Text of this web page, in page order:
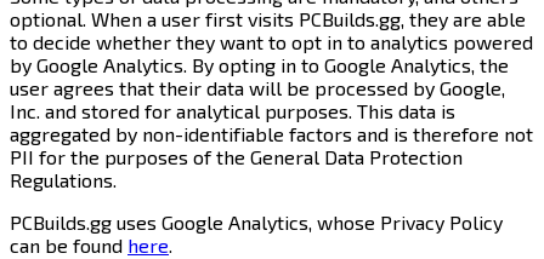
optional. When a user first visits PCBuilds.gg, they are able
to decide whether they want to opt in to analytics powered
by Google Analytics. By opting in to Google Analytics, the
user agrees that their data will be processed by Google,
Inc. and stored for analytical purposes. This data is
aggregated by non-identifiable factors and is therefore not
PII for the purposes of the General Data Protection
Regulations.​​​​‌ ‍ ​‍​‍‌‍ ‌ ​‍‌‍‍‌‌‍‌ ‌‍‍‌‌‍ ‍​‍​‍​ ‍‍​‍​‍‌ ​ ‌‍​‌‌‍ ‍‌‍‍‌‌ ‌​‌ ‍‌​‍ ‍‌‍‍‌‌‍ ​‍​‍​‍ ​​‍​‍‌‍‍​‌ ​‍‌‍‌‌‌‍‌‍​‍​‍​ ‍‍​‍​‍​‍ ‌‍​‌‌‍‌​‌‍ ‌‌‍‍‌‌‍ ‍​‍ ‌‍‍‌‌‍ ‍‌ ‌​‌‍‌‌‌‍ ‍‌ ‌​​‍ ‌‍‌‌‌‍‌​‌‍‍‌‌ ‌​​‍ ‌‍ ‌‌‍ ‌‍‌​‌‍‌‌​ ‌‌ ​​‌ ​‍‌‍‌‌‌ ​ ‌‍‌‌‌‍ ‍‌ ‌​‌‍​‌‌ ‌​‌‍‍‌‌‍ ‌‍ ‍​ ‍ ‌‍‍‌‌‍‌​​ ‌‌‍​ ‌‍​ ‌‍‌‌​ ‍‌​ ​‍​ ​‍​ ​ ‌‍​ ​‍ ‌​ ‌​‌‍​‍​ ​‍​ ‌‌​‍ ‌​ ‌​‌‍​ ‌‍‌‍​ ‌‍​‍ ‌​ ‍‌​ ​ ​ ​‌‌‍‌‌​‍ ‌​ ‍​​ ​‌​ ​‌‌‍‌‌​ ​​​ ‍​‌‍‌‍​ ​ ‌‍‌‌‌‍​‍​ ‍‌​ ​ ​ ‍ ‌ ‌​‌ ‍‌‌ ​​‌‍‌‌​ ‌‌ ​​‌‍​‌‌‍‌ ‌‍‌‌​ ‍ ‌ ​​‌‍​‌‌ ‌​‌‍‍​​ ‌‌‍​ ‌‍ ‌‍ ‍‌ ‌​‌‍‌‌‌‍ ‍‌ ‌​​‍‌‌​ ‌‌‌​​‍‌‌ ‌‍‍ ‌‍‌‌‌ ‍‌​‍‌‌​ ​ ‌​‌​​‍‌‌​ ​ ‌​‌​​‍‌‌​ ​‍​ ​‍‌‍‌‍​ ‌​‌‍​‌‌‍​‍​ ​​​ ​‌​ ‌‌​ ​​‌‍​‍​ ​‌​ ‌‌​ ‍​​‍‌‌​ ​‍​ ​‍​‍‌‌​ ‌‌‌​‌​​‍ ‍‌‍​ ‌‍‍​‌‍‍‌‌‍ ​‌‍‌​‌ ​‍‌‍‌‌‌‍ ‍​‍‌‌​ ‌‌‌​​‍‌‌ ‌‍‍ ‌‍‌‌‌ ‍‌​‍‌‌​ ​ ‌​‌​​‍‌‌​ ​ ‌​‌​​‍‌‌​ ​‍​ ​‍​ ‌‌‌‍​ ‌‍​‌​ ‌‍​ ‌ ‌‍​ ​ ‌​​ ​‌‌‍‌​‌‍‌​‌‍​‌‌‍‌‍​‍‌‌​ ​‍​ ​‍​‍‌‌​ ‌‌‌​‌​​‍ ‍‌ ‌​‌‍‌‌‌ ‍​‌ ‌​​ ‌‍​‍‌‍​‌‌ ​ ‌‍‌‌‌‌‌‌‌ ​‍‌‍ ​​ ‌​‍‌‌​ ​‍‌​‌‍‌‍​‌‌‍‌​‌‍ ‌‌‍‍‌‌‍ ‍​‍‌‍‌‍‍‌‌‍‌​​ ‌‌‍​ ‌‍​ ‌‍‌‌​ ‍‌​ ​‍​ ​‍​ ​ ‌‍​ ​‍ ‌​ ‌​‌‍​‍​ ​‍​ ‌‌​‍ ‌​ ‌​‌‍​ ‌‍‌‍​ ‌‍​‍ ‌​ ‍‌​ ​ ​ ​‌‌‍‌‌​‍ ‌​ ‍​​ ​‌​ ​‌‌‍‌‌​ ​​​ ‍​‌‍‌‍​ ​ ‌‍‌‌‌‍​‍​ ‍‌​ ​ ​‍‌‍‌ ‌​‌ ‍‌‌ ​​‌‍‌‌​ ‌‌ ​​‌‍​‌‌‍‌ ‌‍‌‌​‍‌‍‌ ​​‌‍​‌‌ ‌​‌‍‍​​ ‌‌‍​ ‌‍ ‌‍ ‍‌ ‌​‌‍‌‌‌‍ ‍‌ ‌​​‍‌‌​ ‌‌‌​​‍‌‌ ‌‍‍ ‌‍‌‌‌ ‍‌​‍‌‌​ ​ ‌​‌​​‍‌‌​ ​ ‌​‌​​‍‌‌​ ​‍​ ​‍‌‍‌‍​ ‌​‌‍​‌‌‍​‍​ ​​​ ​‌​ ‌‌​ ​​‌‍​‍​ ​‌​ ‌‌​ ‍​​‍‌‌​ ​‍​ ​‍​‍‌‌​ ‌‌‌​‌​​‍ ‍‌‍​ ‌‍‍​‌‍‍‌‌‍ ​‌‍‌​‌ ​‍‌‍‌‌‌‍ ‍​‍‌‌​ ‌‌‌​​‍‌‌ ‌‍‍ ‌‍‌‌‌ ‍‌​‍‌‌​ ​ ‌​‌​​‍‌‌​ ​ ‌​‌​​‍‌‌​ ​‍​ ​‍​ ‌‌‌‍​ ‌‍​‌​ ‌‍​ ‌ ‌‍​ ​ ‌​​ ​‌‌‍‌​‌‍‌​‌‍​‌‌‍‌‍​‍‌‌​ ​‍​ ​‍​‍‌‌​ ‌‌‌​‌​​‍ ‍‌ ‌​‌‍‌‌‌ ‍​‌ ‌​​‍‌‍‌ ​​‌‍‌‌‌ ​‍‌ ​ ‌ ​​‌‍‌‌‌‍​ ‌ ‌​‌‍‍‌‌ ‌‍‌‍‌‌​ ‌‌ ​​‌ ‌‌‌‍​‍‌‍ ​‌‍‍‌‌ ​ ‌‍‍​‌‍‌‌‌‍‌​​‍​‍‌ ‌
PCBuilds.gg uses Google Analytics, whose Privacy Policy
can be found ​​​​‌ ‍ ​‍​‍‌‍ ‌ ​‍‌‍‍‌‌‍‌ ‌‍‍‌‌‍ ‍​‍​‍​ ‍‍​‍​‍‌ ​ ‌‍​‌‌‍ ‍‌‍‍‌‌ ‌​‌ ‍‌​‍ ‍‌‍‍‌‌‍ ​‍​‍​‍ ​​‍​‍‌‍‍​‌ ​‍‌‍‌‌‌‍‌‍​‍​‍​ ‍‍​‍​‍​‍ ‌‍​‌‌‍‌​‌‍ ‌‌‍‍‌‌‍ ‍​‍ ‌‍‍‌‌‍ ‍‌ ‌​‌‍‌‌‌‍ ‍‌ ‌​​‍ ‌‍‌‌‌‍‌​‌‍‍‌‌ ‌​​‍ ‌‍ ‌‌‍ ‌‍‌​‌‍‌‌​ ‌‌ ​​‌ ​‍‌‍‌‌‌ ​ ‌‍‌‌‌‍ ‍‌ ‌​‌‍​‌‌ ‌​‌‍‍‌‌‍ ‌‍ ‍​ ‍ ‌‍‍‌‌‍‌​​ ‌‌‍​ ‌‍​ ‌‍‌‌​ ‍‌​ ​‍​ ​‍​ ​ ‌‍​ ​‍ ‌​ ‌​‌‍​‍​ ​‍​ ‌‌​‍ ‌​ ‌​‌‍​ ‌‍‌‍​ ‌‍​‍ ‌​ ‍‌​ ​ ​ ​‌‌‍‌‌​‍ ‌​ ‍​​ ​‌​ ​‌‌‍‌‌​ ​​​ ‍​‌‍‌‍​ ​ ‌‍‌‌‌‍​‍​ ‍‌​ ​ ​ ‍ ‌ ‌​‌ ‍‌‌ ​​‌‍‌‌​ ‌‌ ​​‌‍​‌‌‍‌ ‌‍‌‌​ ‍ ‌ ​​‌‍​‌‌ ‌​‌‍‍​​ ‌‌‍​ ‌‍ ‌‍ ‍‌ ‌​‌‍‌‌‌‍ ‍‌ ‌​​‍‌‌​ ‌‌‌​​‍‌‌ ‌‍‍ ‌‍‌‌‌ ‍‌​‍‌‌​ ​ ‌​‌​​‍‌‌​ ​ ‌​‌​​‍‌‌​ ​‍​ ​‍​ ​‌​ ‌​​ ​​​ ‍‌‌‍​‌​ ‌‍​ ​‌​ ​‍‌‍​ ​ ‌‍​ ‌‍​ ‍‌​‍‌‌​ ​‍​ ​‍​‍‌‌​ ‌‌‌​‌​​‍ ‍‌‍​ ‌‍‍​‌‍‍‌‌‍ ​‌‍‌​‌ ​‍‌‍‌‌‌‍ ‍​‍‌‌​ ‌‌‌​​‍‌‌ ‌‍‍ ‌‍‌‌‌ ‍‌​‍‌‌​ ​ ‌​‌​​‍‌‌​ ​ ‌​‌​​‍‌‌​ ​‍​ ​‍‌‍‌‍​ ​​‌‍​ ‌‍​‍‌‍​ ​ ‍‌‌‍‌​​ ‍‌‌‍​ ​ ‌‌​ ‌​‌‍‌​​‍‌‌​ ​‍​ ​‍​‍‌‌​ ‌‌‌​‌​​‍ ‍‌ ‌​‌‍‌‌‌ ‍​‌ ‌​​ ‌‍​‍‌‍​‌‌ ​ ‌‍‌‌‌‌‌‌‌ ​‍‌‍ ​​ ‌​‍‌‌​ ​‍‌​‌‍‌‍​‌‌‍‌​‌‍ ‌‌‍‍‌‌‍ ‍​‍‌‍‌‍‍‌‌‍‌​​ ‌‌‍​ ‌‍​ ‌‍‌‌​ ‍‌​ ​‍​ ​‍​ ​ ‌‍​ ​‍ ‌​ ‌​‌‍​‍​ ​‍​ ‌‌​‍ ‌​ ‌​‌‍​ ‌‍‌‍​ ‌‍​‍ ‌​ ‍‌​ ​ ​ ​‌‌‍‌‌​‍ ‌​ ‍​​ ​‌​ ​‌‌‍‌‌​ ​​​ ‍​‌‍‌‍​ ​ ‌‍‌‌‌‍​‍​ ‍‌​ ​ ​‍‌‍‌ ‌​‌ ‍‌‌ ​​‌‍‌‌​ ‌‌ ​​‌‍​‌‌‍‌ ‌‍‌‌​‍‌‍‌ ​​‌‍​‌‌ ‌​‌‍‍​​ ‌‌‍​ ‌‍ ‌‍ ‍‌ ‌​‌‍‌‌‌‍ ‍‌ ‌​​‍‌‌​ ‌‌‌​​‍‌‌ ‌‍‍ ‌‍‌‌‌ ‍‌​‍‌‌​ ​ ‌​‌​​‍‌‌​ ​ ‌​‌​​‍‌‌​ ​‍​ ​‍​ ​‌​ ‌​​ ​​​ ‍‌‌‍​‌​ ‌‍​ ​‌​ ​‍‌‍​ ​ ‌‍​ ‌‍​ ‍‌​‍‌‌​ ​‍​ ​‍​‍‌‌​ ‌‌‌​‌​​‍ ‍‌‍​ ‌‍‍​‌‍‍‌‌‍ ​‌‍‌​‌ ​‍‌‍‌‌‌‍ ‍​‍‌‌​ ‌‌‌​​‍‌‌ ‌‍‍ ‌‍‌‌‌ ‍‌​‍‌‌​ ​ ‌​‌​​‍‌‌​ ​ ‌​‌​​‍‌‌​ ​‍​ ​‍‌‍‌‍​ ​​‌‍​ ‌‍​‍‌‍​ ​ ‍‌‌‍‌​​ ‍‌‌‍​ ​ ‌‌​ ‌​‌‍‌​​‍‌‌​ ​‍​ ​‍​‍‌‌​ ‌‌‌​‌​​‍ ‍‌ ‌​‌‍‌‌‌ ‍​‌ ‌​​‍‌‍‌ ​​‌‍‌‌‌ ​‍‌ ​ ‌ ​​‌‍‌‌‌‍​ ‌ ‌​‌‍‍‌‌ ‌‍‌‍‌‌​ ‌‌ ​​‌ ‌‌‌‍​‍‌‍ ​‌‍‍‌‌ ​ ‌‍‍​‌‍‌‌‌‍‌​​‍​‍‌ ‌ here​​​​‌ ‍ ​‍​‍‌‍ ‌ ​‍‌‍‍‌‌‍‌ ‌‍‍‌‌‍ ‍​‍​‍​ ‍‍​‍​‍‌ ​ ‌‍​‌‌‍ ‍‌‍‍‌‌ ‌​‌ ‍‌​‍ ‍‌‍‍‌‌‍ ​‍​‍​‍ ​​‍​‍‌‍‍​‌ ​‍‌‍‌‌‌‍‌‍​‍​‍​ ‍‍​‍​‍​‍ ‌‍​‌‌‍‌​‌‍ ‌‌‍‍‌‌‍ ‍​‍ ‌‍‍‌‌‍ ‍‌ ‌​‌‍‌‌‌‍ ‍‌ ‌​​‍ ‌‍‌‌‌‍‌​‌‍‍‌‌ ‌​​‍ ‌‍ ‌‌‍ ‌‍‌​‌‍‌‌​ ‌‌ ​​‌ ​‍‌‍‌‌‌ ​ ‌‍‌‌‌‍ ‍‌ ‌​‌‍​‌‌ ‌​‌‍‍‌‌‍ ‌‍ ‍​ ‍ ‌‍‍‌‌‍‌​​ ‌‌‍​ ‌‍​ ‌‍‌‌​ ‍‌​ ​‍​ ​‍​ ​ ‌‍​ ​‍ ‌​ ‌​‌‍​‍​ ​‍​ ‌‌​‍ ‌​ ‌​‌‍​ ‌‍‌‍​ ‌‍​‍ ‌​ ‍‌​ ​ ​ ​‌‌‍‌‌​‍ ‌​ ‍​​ ​‌​ ​‌‌‍‌‌​ ​​​ ‍​‌‍‌‍​ ​ ‌‍‌‌‌‍​‍​ ‍‌​ ​ ​ ‍ ‌ ‌​‌ ‍‌‌ ​​‌‍‌‌​ ‌‌ ​​‌‍​‌‌‍‌ ‌‍‌‌​ ‍ ‌ ​​‌‍​‌‌ ‌​‌‍‍​​ ‌‌‍​ ‌‍ ‌‍ ‍‌ ‌​‌‍‌‌‌‍ ‍‌ ‌​​‍‌‌​ ‌‌‌​​‍‌‌ ‌‍‍ ‌‍‌‌‌ ‍‌​‍‌‌​ ​ ‌​‌​​‍‌‌​ ​ ‌​‌​​‍‌‌​ ​‍​ ​‍​ ​‌​ ‌​​ ​​​ ‍‌‌‍​‌​ ‌‍​ ​‌​ ​‍‌‍​ ​ ‌‍​ ‌‍​ ‍‌​‍‌‌​ ​‍​ ​‍​‍‌‌​ ‌‌‌​‌​​‍ ‍‌‍​ ‌‍‍​‌‍‍‌‌‍ ​‌‍‌​‌ ​‍‌‍‌‌‌‍ ‍​‍‌‌​ ‌‌‌​​‍‌‌ ‌‍‍ ‌‍‌‌‌ ‍‌​‍‌‌​ ​ ‌​‌​​‍‌‌​ ​ ‌​‌​​‍‌‌​ ​‍​ ​‍​ ​​‌‍​‌‌‍​ ​ ‌‌​ ‌‍​ ​ ​ ‌​‌‍‌‍‌‍​‍‌‍‌‍​ ​ ‌‍‌​​‍‌‌​ ​‍​ ​‍​‍‌‌​ ‌‌‌​‌​​‍ ‍‌ ‌​‌‍‌‌‌ ‍​‌ ‌​​ ‌‍​‍‌‍​‌‌ ​ ‌‍‌‌‌‌‌‌‌ ​‍‌‍ ​​ ‌​‍‌‌​ ​‍‌​‌‍‌‍​‌‌‍‌​‌‍ ‌‌‍‍‌‌‍ ‍​‍‌‍‌‍‍‌‌‍‌​​ ‌‌‍​ ‌‍​ ‌‍‌‌​ ‍‌​ ​‍​ ​‍​ ​ ‌‍​ ​‍ ‌​ ‌​‌‍​‍​ ​‍​ ‌‌​‍ ‌​ ‌​‌‍​ ‌‍‌‍​ ‌‍​‍ ‌​ ‍‌​ ​ ​ ​‌‌‍‌‌​‍ ‌​ ‍​​ ​‌​ ​‌‌‍‌‌​ ​​​ ‍​‌‍‌‍​ ​ ‌‍‌‌‌‍​‍​ ‍‌​ ​ ​‍‌‍‌ ‌​‌ ‍‌‌ ​​‌‍‌‌​ ‌‌ ​​‌‍​‌‌‍‌ ‌‍‌‌​‍‌‍‌ ​​‌‍​‌‌ ‌​‌‍‍​​ ‌‌‍​ ‌‍ ‌‍ ‍‌ ‌​‌‍‌‌‌‍ ‍‌ ‌​​‍‌‌​ ‌‌‌​​‍‌‌ ‌‍‍ ‌‍‌‌‌ ‍‌​‍‌‌​ ​ ‌​‌​​‍‌‌​ ​ ‌​‌​​‍‌‌​ ​‍​ ​‍​ ​‌​ ‌​​ ​​​ ‍‌‌‍​‌​ ‌‍​ ​‌​ ​‍‌‍​ ​ ‌‍​ ‌‍​ ‍‌​‍‌‌​ ​‍​ ​‍​‍‌‌​ ‌‌‌​‌​​‍ ‍‌‍​ ‌‍‍​‌‍‍‌‌‍ ​‌‍‌​‌ ​‍‌‍‌‌‌‍ ‍​‍‌‌​ ‌‌‌​​‍‌‌ ‌‍‍ ‌‍‌‌‌ ‍‌​‍‌‌​ ​ ‌​‌​​‍‌‌​ ​ ‌​‌​​‍‌‌​ ​‍​ ​‍​ ​​‌‍​‌‌‍​ ​ ‌‌​ ‌‍​ ​ ​ ‌​‌‍‌‍‌‍​‍‌‍‌‍​ ​ ‌‍‌​​‍‌‌​ ​‍​ ​‍​‍‌‌​ ‌‌‌​‌​​‍ ‍‌ ‌​‌‍‌‌‌ ‍​‌ ‌​​‍‌‍‌ ​​‌‍‌‌‌ ​‍‌ ​ ‌ ​​‌‍‌‌‌‍​ ‌ ‌​‌‍‍‌‌ ‌‍‌‍‌‌​ ‌‌ ​​‌ ‌‌‌‍​‍‌‍ ​‌‍‍‌‌ ​ ‌‍‍​‌‍‌‌‌‍‌​​‍​‍‌ ‌. ​​​​‌ ‍ ​‍​‍‌‍ ‌ ​‍‌‍‍‌‌‍‌ ‌‍‍‌‌‍ ‍​‍​‍​ ‍‍​‍​‍‌ ​ ‌‍​‌‌‍ ‍‌‍‍‌‌ ‌​‌ ‍‌​‍ ‍‌‍‍‌‌‍ ​‍​‍​‍ ​​‍​‍‌‍‍​‌ ​‍‌‍‌‌‌‍‌‍​‍​‍​ ‍‍​‍​‍​‍ ‌‍​‌‌‍‌​‌‍ ‌‌‍‍‌‌‍ ‍​‍ ‌‍‍‌‌‍ ‍‌ ‌​‌‍‌‌‌‍ ‍‌ ‌​​‍ ‌‍‌‌‌‍‌​‌‍‍‌‌ ‌​​‍ ‌‍ ‌‌‍ ‌‍‌​‌‍‌‌​ ‌‌ ​​‌ ​‍‌‍‌‌‌ ​ ‌‍‌‌‌‍ ‍‌ ‌​‌‍​‌‌ ‌​‌‍‍‌‌‍ ‌‍ ‍​ ‍ ‌‍‍‌‌‍‌​​ ‌‌‍​ ‌‍​ ‌‍‌‌​ ‍‌​ ​‍​ ​‍​ ​ ‌‍​ ​‍ ‌​ ‌​‌‍​‍​ ​‍​ ‌‌​‍ ‌​ ‌​‌‍​ ‌‍‌‍​ ‌‍​‍ ‌​ ‍‌​ ​ ​ ​‌‌‍‌‌​‍ ‌​ ‍​​ ​‌​ ​‌‌‍‌‌​ ​​​ ‍​‌‍‌‍​ ​ ‌‍‌‌‌‍​‍​ ‍‌​ ​ ​ ‍ ‌ ‌​‌ ‍‌‌ ​​‌‍‌‌​ ‌‌ ​​‌‍​‌‌‍‌ ‌‍‌‌​ ‍ ‌ ​​‌‍​‌‌ ‌​‌‍‍​​ ‌‌‍​ ‌‍ ‌‍ ‍‌ ‌​‌‍‌‌‌‍ ‍‌ ‌​​‍‌‌​ ‌‌‌​​‍‌‌ ‌‍‍ ‌‍‌‌‌ ‍‌​‍‌‌​ ​ ‌​‌​​‍‌‌​ ​ ‌​‌​​‍‌‌​ ​‍​ ​‍​ ​‌​ ‌​​ ​​​ ‍‌‌‍​‌​ ‌‍​ ​‌​ ​‍‌‍​ ​ ‌‍​ ‌‍​ ‍‌​‍‌‌​ ​‍​ ​‍​‍‌‌​ ‌‌‌​‌​​‍ ‍‌‍​ ‌‍‍​‌‍‍‌‌‍ ​‌‍‌​‌ ​‍‌‍‌‌‌‍ ‍​‍‌‌​ ‌‌‌​​‍‌‌ ‌‍‍ ‌‍‌‌‌ ‍‌​‍‌‌​ ​ ‌​‌​​‍‌‌​ ​ ‌​‌​​‍‌‌​ ​‍​ ​‍​ ‌ ​ ‌‍‌‍​‌‌‍‌‌‌‍​‍​ ‌ ​ ‌‌​ ‌‍​ ​​​ ‍‌​ ‍‌​ ‌ ​‍‌‌​ ​‍​ ​‍​‍‌‌​ ‌‌‌​‌​​‍ ‍‌ ‌​‌‍‌‌‌ ‍​‌ ‌​​ ‌‍​‍‌‍​‌‌ ​ ‌‍‌‌‌‌‌‌‌ ​‍‌‍ ​​ ‌​‍‌‌​ ​‍‌​‌‍‌‍​‌‌‍‌​‌‍ ‌‌‍‍‌‌‍ ‍​‍‌‍‌‍‍‌‌‍‌​​ ‌‌‍​ ‌‍​ ‌‍‌‌​ ‍‌​ ​‍​ ​‍​ ​ ‌‍​ ​‍ ‌​ ‌​‌‍​‍​ ​‍​ ‌‌​‍ ‌​ ‌​‌‍​ ‌‍‌‍​ ‌‍​‍ ‌​ ‍‌​ ​ ​ ​‌‌‍‌‌​‍ ‌​ ‍​​ ​‌​ ​‌‌‍‌‌​ ​​​ ‍​‌‍‌‍​ ​ ‌‍‌‌‌‍​‍​ ‍‌​ ​ ​‍‌‍‌ ‌​‌ ‍‌‌ ​​‌‍‌‌​ ‌‌ ​​‌‍​‌‌‍‌ ‌‍‌‌​‍‌‍‌ ​​‌‍​‌‌ ‌​‌‍‍​​ ‌‌‍​ ‌‍ ‌‍ ‍‌ ‌​‌‍‌‌‌‍ ‍‌ ‌​​‍‌‌​ ‌‌‌​​‍‌‌ ‌‍‍ ‌‍‌‌‌ ‍‌​‍‌‌​ ​ ‌​‌​​‍‌‌​ ​ ‌​‌​​‍‌‌​ ​‍​ ​‍​ ​‌​ ‌​​ ​​​ ‍‌‌‍​‌​ ‌‍​ ​‌​ ​‍‌‍​ ​ ‌‍​ ‌‍​ ‍‌​‍‌‌​ ​‍​ ​‍​‍‌‌​ ‌‌‌​‌​​‍ ‍‌‍​ ‌‍‍​‌‍‍‌‌‍ ​‌‍‌​‌ ​‍‌‍‌‌‌‍ ‍​‍‌‌​ ‌‌‌​​‍‌‌ ‌‍‍ ‌‍‌‌‌ ‍‌​‍‌‌​ ​ ‌​‌​​‍‌‌​ ​ ‌​‌​​‍‌‌​ ​‍​ ​‍​ ‌ ​ ‌‍‌‍​‌‌‍‌‌‌‍​‍​ ‌ ​ ‌‌​ ‌‍​ ​​​ ‍‌​ ‍‌​ ‌ ​‍‌‌​ ​‍​ ​‍​‍‌‌​ ‌‌‌​‌​​‍ ‍‌ ‌​‌‍‌‌‌ ‍​‌ ‌​​‍‌‍‌ ​​‌‍‌‌‌ ​‍‌ ​ ‌ ​​‌‍‌‌‌‍​ ‌ ‌​‌‍‍‌‌ ‌‍‌‍‌‌​ ‌‌ ​​‌ ‌‌‌‍​‍‌‍ ​‌‍‍‌‌ ​ ‌‍‍​‌‍‌‌‌‍‌​​‍​‍‌ ‌